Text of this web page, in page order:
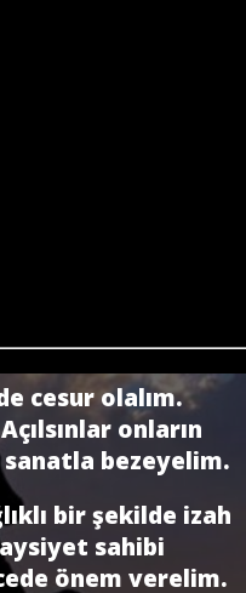
cesur olalım.
onların
bezeyelim.
bir şekilde izah
sahibi
önem verelim.